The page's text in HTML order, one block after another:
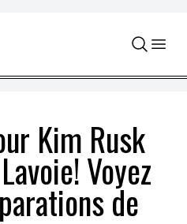
Kim Rusk
Voyez
de